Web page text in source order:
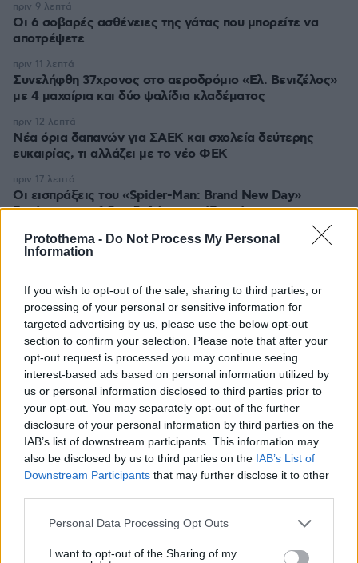
Protothema - Do Not Process My Personal
Information
If you wish to opt-out of the sale, sharing to third parties, or
processing of your personal or sensitive information for
targeted advertising by us, please use the below opt-out
section to confirm your selection. Please note that after your
opt-out request is processed you may continue seeing
interest-based ads based on personal information utilized by
us or personal information disclosed to third parties prior to
your opt-out. You may separately opt-out of the further
disclosure of your personal information by third parties on the
IAB’s list of downstream participants. This information may
also be disclosed by us to third parties on the IAB’s List of
Downstream Participants that may further disclose it to other
Please note that this website/app uses one or more Google
not limited to your visit or usage behaviour. You may click to
Personal Data Processing Opt Outs
I want to opt-out of the Sharing of my
Οι 6 σοβαρές ασθένειες της γάτας που μπορείτε να
αποτρέψετε
πριν 9 λεπτά
Συνελήφθη 37χρονος στο αεροδρόμιο «Ελ. Βενιζέλος»
με 4 μαχαίρια και δύο ψαλίδια κλαδέματος
πριν 11 λεπτά
Νέα όρια δαπανών για ΣΑΕΚ και σχολεία δεύτερης
ευκαιρίας, τι αλλάζει με το νέο ΦΕΚ
πριν 12 λεπτά
Οι εισπράξεις του «Spider-Man: Brand New Day»
ξεπέρασαν το 1 δισ. δολάρια σε έξι ημέρες
πριν 17 λεπτά
Μπλόκο της Γαλλίας στις ανεπιθύμητες διαφημιστικές
πριν 24 λεπτά
Ισόβια στον 25χρονο Αφγανό που σκότωσε δύο
ανθρώπους ρίχνοντας το ΙΧ του σε διαδήλωση στο
Μόναχο
πριν 26 λεπτά
Το ταξίδι που θεωρείται το ωραιότερο στον κόσμο
πριν 28 λεπτά
Φωτιά στο Αριοχώρι Καλαμάτας, επιχειρούν δύο
αεροσκάφη
πριν 37 λεπτά